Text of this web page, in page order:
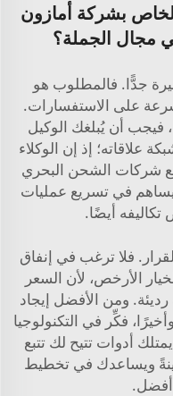
بشركة أمازون
مجال الجملة؟
جدًّا. فالمطلوب هو
على الاستفسارات.
فيجب أن يُبلغك الوكيل
علاقاته؛ إذ إن الوكلاء
مع شركات الشحن البحري
في تسريع عمليات
أيضًا.
فلا ترغب في إنفاق
الأرخص، لأن السعر
ومن الأفضل إيجاد
فكِّر في التكنولوجيا
أدوات تتيح لك تتبع
ويساعدك في تخطيط